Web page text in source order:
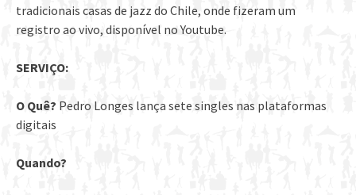
tradicionais casas de jazz do Chile, onde fizeram um
registro ao vivo, disponível no Youtube.
SERVIÇO:
O Quê? Pedro Longes lança sete singles nas plataformas
digitais
Quando?